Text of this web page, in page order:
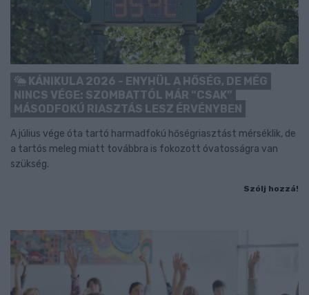
KÁNIKULA 2026 - ENYHÜL A HŐSÉG, DE MÉG
NINCS VÉGE: SZOMBATTÓL MÁR “CSAK”
MÁSODFOKÚ RIASZTÁS LESZ ÉRVÉNYBEN
A július vége óta tartó harmadfokú hőségriasztást mérséklik, de
a tartós meleg miatt továbbra is fokozott óvatosságra van
szükség.
Szólj hozzá!